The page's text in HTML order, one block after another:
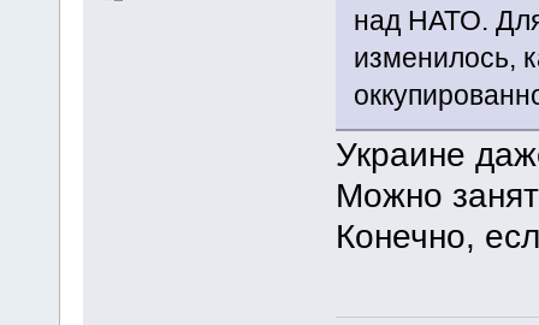
над НАТО.
изменилось,
Украине
Можно
Конечно,